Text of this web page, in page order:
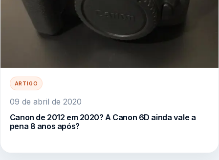
ARTIGO
09 de abril de 2020
Canon de 2012 em 2020? A Canon 6D ainda vale a
pena 8 anos após?